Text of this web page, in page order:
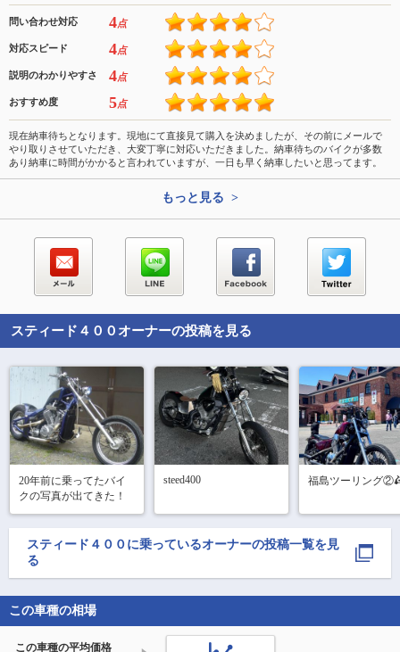
問い合わせ対応 4点
対応スピード 4点
説明のわかりやすさ 4点
おすすめ度 5点
現在納車待ちとなります。現地にて直接見て購入を決めましたが、その前にメールで
やり取りさせていただき、大変丁寧に対応いただきました。納車待ちのバイクが多数
あり納車に時間がかかると言われていますが、一日も早く納車したいと思ってます。
もっと見る >
スティード４００ オーナーの投稿を見る
20年前に乗ってたバイ
steed400 福島ツーリング
スティード４００ に乗っているオーナーの投稿一覧を見
る
この車種の相場
この車種の平均価格